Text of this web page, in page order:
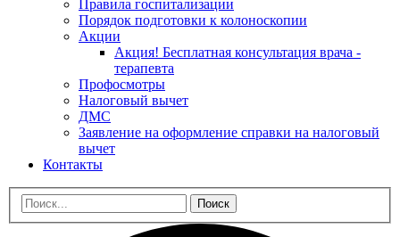
Правила госпитализации
Порядок подготовки к колоноскопии
Акции
Акция! Бесплатная консультация врача -
терапевта
Профосмотры
Налоговый вычет
ДМС
Заявление на оформление справки на налоговый
вычет
Контакты